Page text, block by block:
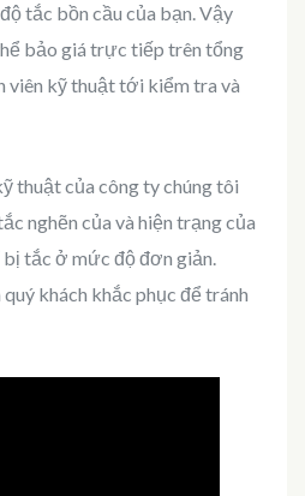
tắc bồn cầu của bạn. Vậy
bảo giá trực tiếp trên tổng
viên kỹ thuật tới kiểm tra và
thuật của công ty chúng tôi
nghẽn của và hiện trạng của
bị tắc ở mức độ đơn giản.
khách khắc phục để tránh